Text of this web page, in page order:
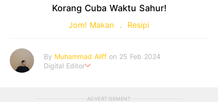
Korang Cuba Waktu Sahur!
Jom! Makan Resipi
By Muhammad Aliff on 25 Feb 2024
Digital Editor
ADVERTISEMENT